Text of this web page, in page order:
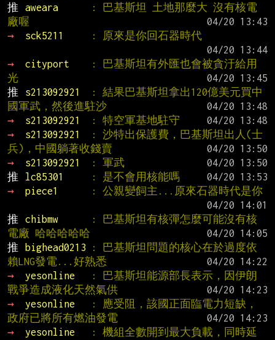
推
aweara
: 巴基斯坦 土地那麼大 沒有核電
廠喔
→
sck5211
: 原來是你回石器時代
→
cityport
: 巴基斯坦有外匯也會被貪汙給用
光
推
s213092921
: 結果巴基斯坦拿出120億美元買中
國軍武，然後進駐沙
→
s213092921 : 特空軍基地駐守
→
s213092921
: 沙特出保護費，巴基斯坦出人(士
兵)，中國躺著收錢賣
→
s213092921 : 軍武
推
lc85301 : 是不會用核能嗎
→
piece1
: 公親變飼主...原來石器時代是你
推
chibmw
: 巴基斯坦有核彈怎麼可能沒有核
電廠 哈哈哈哈哈
推
bighead0213
: 巴基斯坦問題的核心在於過度依
賴LNG發電...好熟悉
→
yesonline
: 巴基斯坦能源部長表示，因伊朗
戰爭造成液化天然氣供
→
yesonline
: 應受阻，該國正面臨電力短缺，
政府已將所有燃油發電
→
yesonline
: 機組全數開到最大負載，同時延